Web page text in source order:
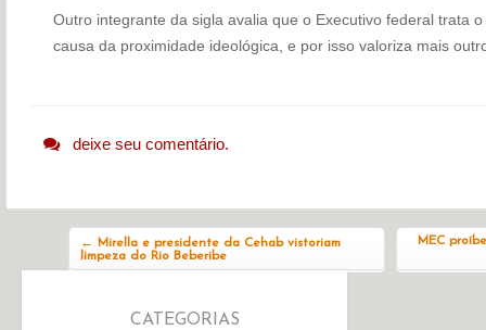
Outro integrante da sigla avalia que o Executivo federal trata
causa da proximidade ideológica, e por isso valoriza mais
deixe seu comentário.
←
Mirella e presidente da Cehab vistoriam
limpeza do Rio Beberibe
MEC
CATEGORIAS